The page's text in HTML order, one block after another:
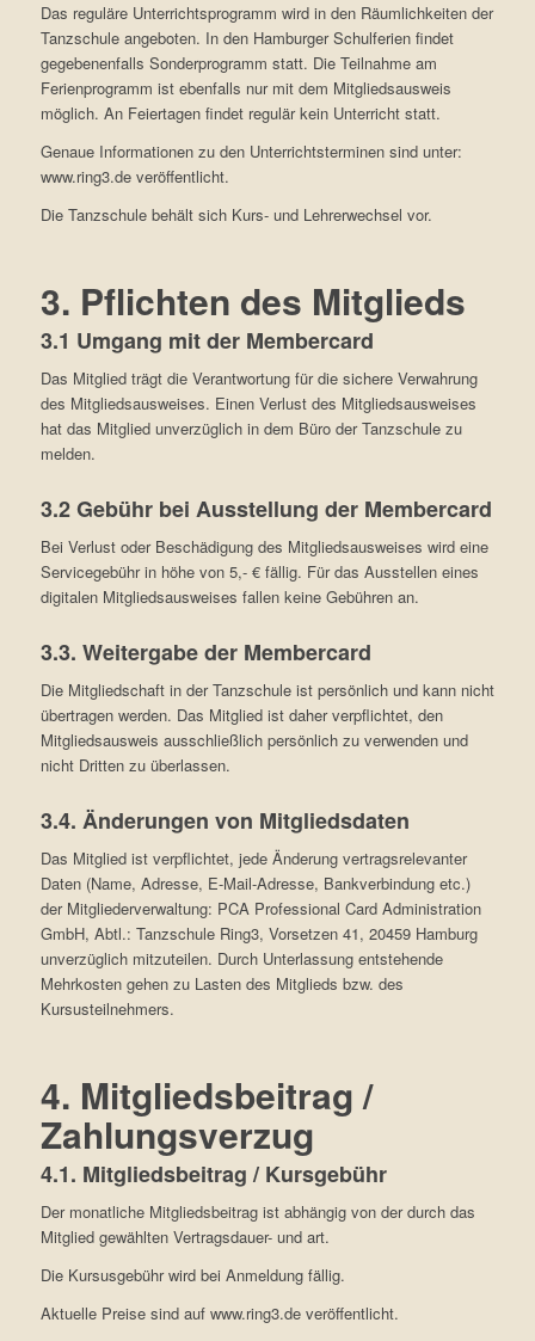
Das reguläre Unterrichtsprogramm wird in den Räumlichkeiten der
Tanzschule angeboten. In den Hamburger Schulferien findet
gegebenenfalls Sonderprogramm statt. Die Teilnahme am
Ferienprogramm ist ebenfalls nur mit dem Mitgliedsausweis
möglich. An Feiertagen findet regulär kein Unterricht statt.
Genaue Informationen zu den Unterrichtsterminen sind unter:
www.ring3.de veröffentlicht.
Die Tanzschule behält sich Kurs- und Lehrerwechsel vor.
3. Pflichten des Mitglieds
3.1 Umgang mit der Membercard
Das Mitglied trägt die Verantwortung für die sichere Verwahrung
des Mitgliedsausweises. Einen Verlust des Mitgliedsausweises
hat das Mitglied unverzüglich in dem Büro der Tanzschule zu
melden.
3.2 Gebühr bei Ausstellung der Membercard
Bei Verlust oder Beschädigung des Mitgliedsausweises wird eine
Servicegebühr in höhe von 5,- € fällig. Für das Ausstellen eines
digitalen Mitgliedsausweises fallen keine Gebühren an.
3.3. Weitergabe der Membercard
Die Mitgliedschaft in der Tanzschule ist persönlich und kann nicht
übertragen werden. Das Mitglied ist daher verpflichtet, den
Mitgliedsausweis ausschließlich persönlich zu verwenden und
nicht Dritten zu überlassen.
3.4. Änderungen von Mitgliedsdaten
Das Mitglied ist verpflichtet, jede Änderung vertragsrelevanter
Daten (Name, Adresse, E-Mail-Adresse, Bankverbindung etc.)
der Mitgliederverwaltung: PCA Professional Card Administration
GmbH, Abtl.: Tanzschule Ring3, Vorsetzen 41, 20459 Hamburg
unverzüglich mitzuteilen. Durch Unterlassung entstehende
Mehrkosten gehen zu Lasten des Mitglieds bzw. des
Kursusteilnehmers.
4. Mitgliedsbeitrag /
Zahlungsverzug
4.1. Mitgliedsbeitrag / Kursgebühr
Der monatliche Mitgliedsbeitrag ist abhängig von der durch das
Mitglied gewählten Vertragsdauer- und art.
Die Kursusgebühr wird bei Anmeldung fällig.
Aktuelle Preise sind auf www.ring3.de veröffentlicht.